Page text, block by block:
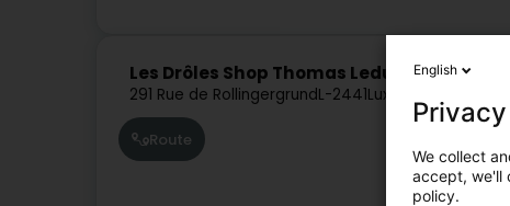
Les Drôles Shop Thomas Leduc
291 Rue de RollingergrundL-2441Luxembourg
Route
English
We collect
accept, we'll
policy.